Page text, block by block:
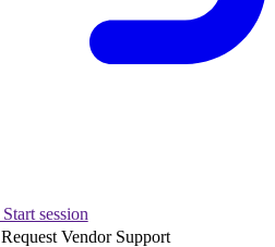
Start session
Request Vendor Support